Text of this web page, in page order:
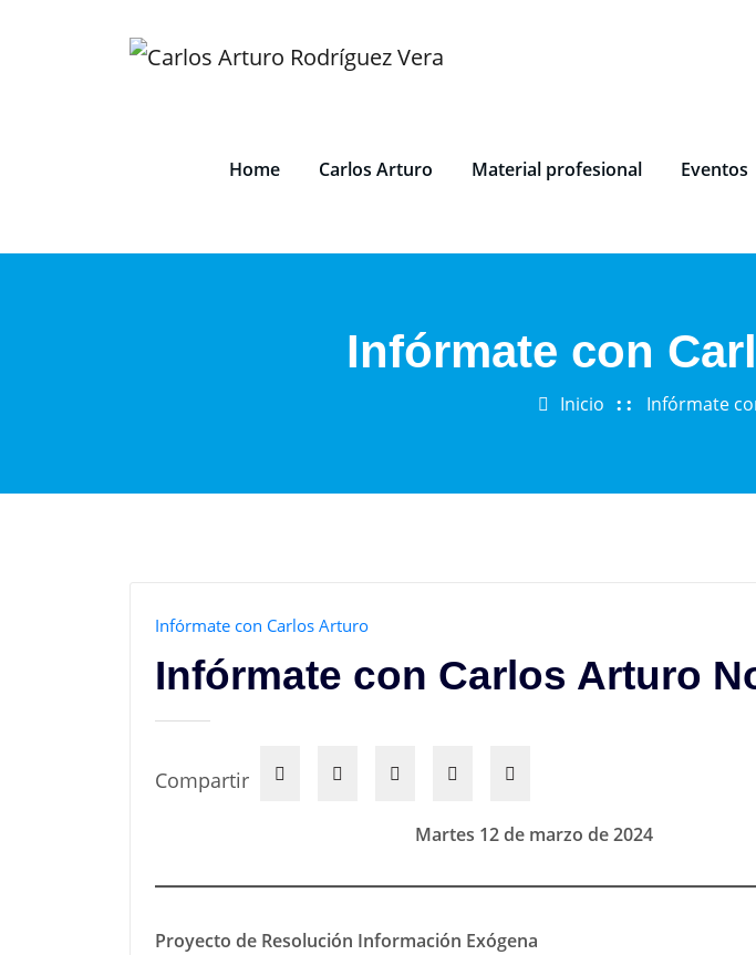
Home Carlos Arturo Material profesional Eventos
Infórmate con
Inicio Infórmate
Infórmate con Carlos Arturo
Infórmate con Carlos Arturo
Compartir
Martes 12 de marzo de 2024
Proyecto de Resolución Información Exógena